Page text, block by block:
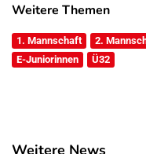
Weitere Themen
1. Mannschaft 2.
E-Juniorinnen
Ü32
Weitere News